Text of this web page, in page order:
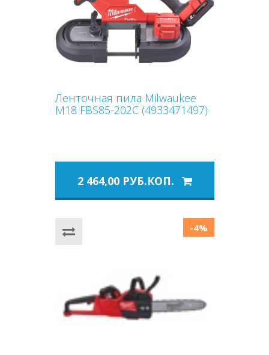
Ленточная пила Milwaukee
M18 FBS85-202C (4933471497)
2 464,00 РУБ.КОП.
-4%